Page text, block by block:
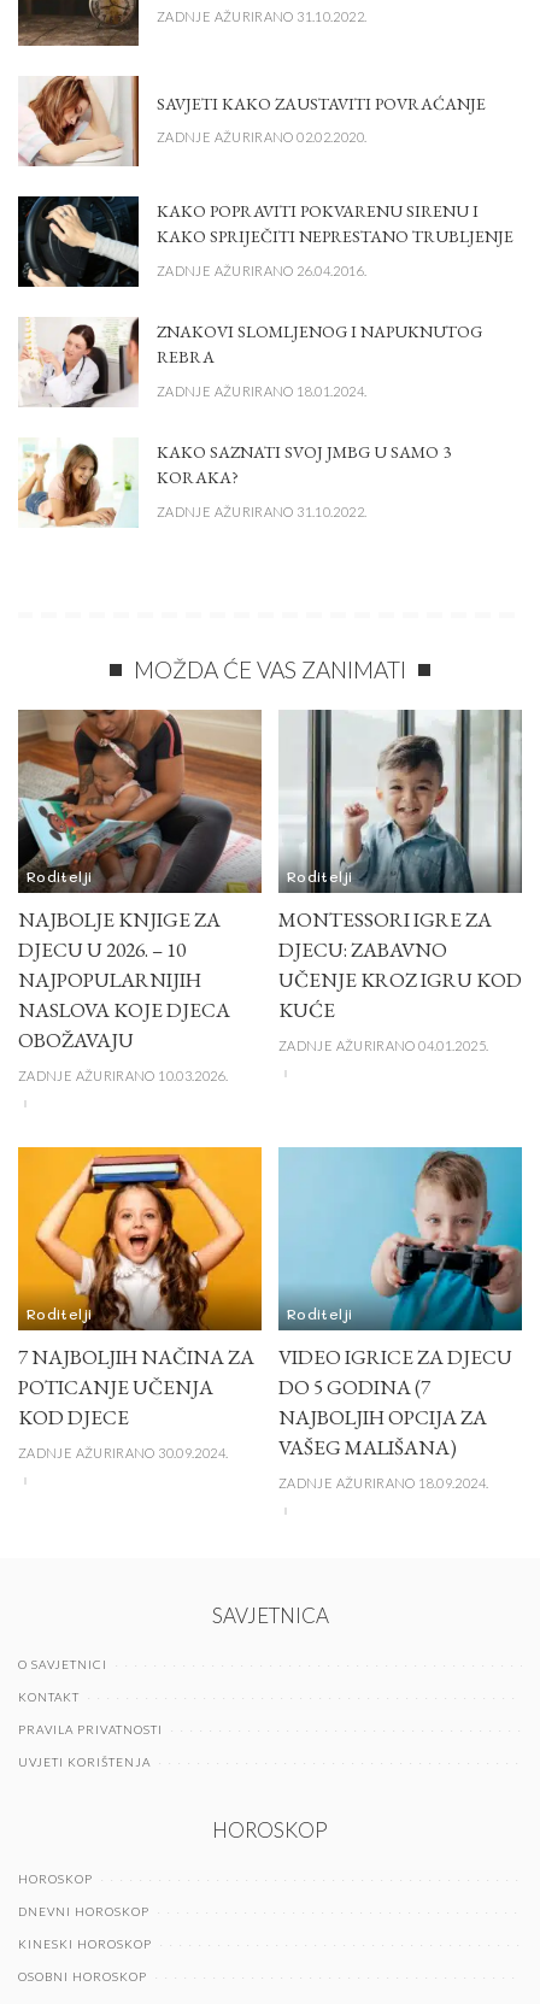
ZADNJE AŽURIRANO 31.10.2022.
SAVJETI KAKO ZAUSTAVITI POVRAĆANJE
ZADNJE AŽURIRANO 02.02.2020.
KAKO POPRAVITI POKVARENU SIRENU I
KAKO SPRIJEČITI NEPRESTANO TRUBLJENJE
ZADNJE AŽURIRANO 26.04.2016.
ZNAKOVI SLOMLJENOG I NAPUKNUTOG
REBRA
ZADNJE AŽURIRANO 18.01.2024.
KAKO SAZNATI SVOJ JMBG U SAMO 3
KORAKA?
ZADNJE AŽURIRANO 31.10.2022.
MOŽDA ĆE VAS ZANIMATI
Roditelji
NAJBOLJE KNJIGE ZA
DJECU U 2026. – 10
NAJPOPULARNIJIH
NASLOVA KOJE DJECA
OBOŽAVAJU
ZADNJE AŽURIRANO 10.03.2026.
Roditelji
MONTESSORI IGRE ZA
DJECU: ZABAVNO
UČENJE KROZ IGRU KOD
KUĆE
ZADNJE AŽURIRANO 04.01.2025.
Roditelji
7 NAJBOLJIH NAČINA ZA
POTICANJE UČENJA
KOD DJECE
ZADNJE AŽURIRANO 30.09.2024.
Roditelji
VIDEO IGRICE ZA DJECU
DO 5 GODINA (7
NAJBOLJIH OPCIJA ZA
VAŠEG MALIŠANA)
ZADNJE AŽURIRANO 18.09.2024.
SAVJETNICA
O SAVJETNICI
KONTAKT
PRAVILA PRIVATNOSTI
UVJETI KORIŠTENJA
HOROSKOP
HOROSKOP
DNEVNI HOROSKOP
KINESKI HOROSKOP
OSOBNI HOROSKOP